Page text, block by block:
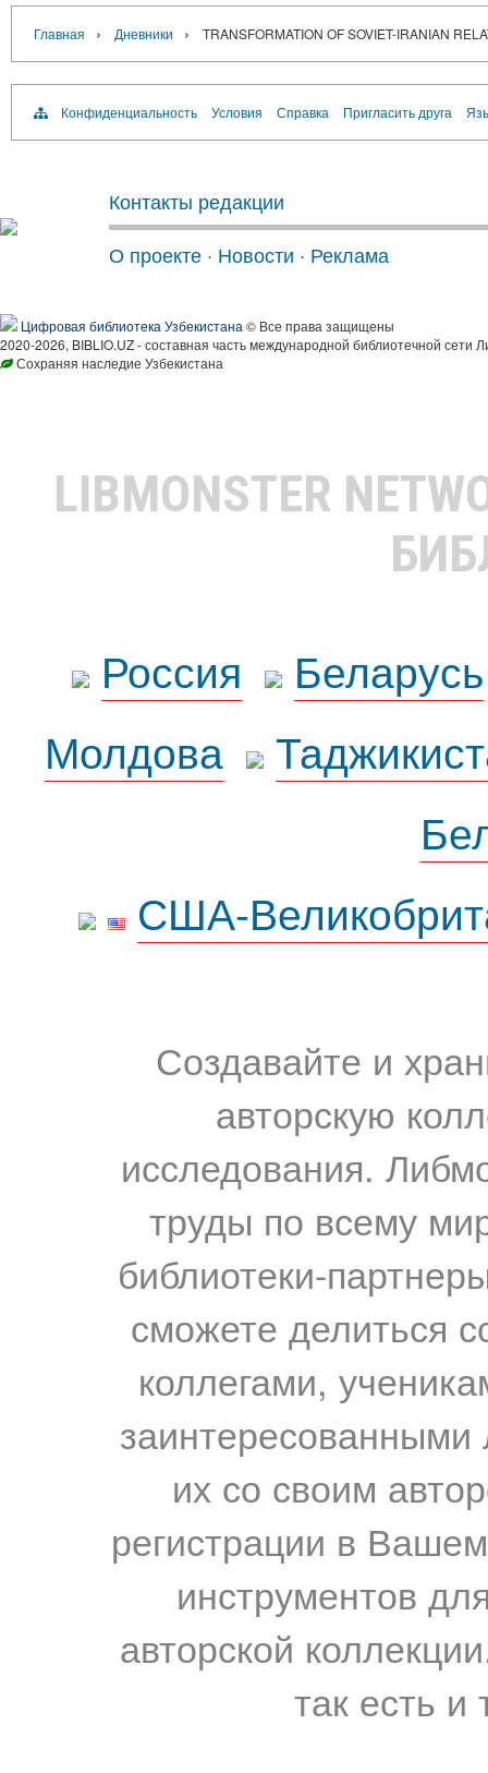
Главная › Дневники › TRANSFORMATION OF SOVIET-IRANIAN
Конфиденциальность Условия Справка Пригласить друга
Контакты редакции
О проекте · Новости · Реклама
Цифровая библиотека Узбекистана © Все права защищены
2020-2026, BIBLIO.UZ - составная часть международной библиотечной сети
Сохраняя наследие Узбекистана
LIBMONSTER
Россия
Беларусь
Молдова
США-
Создавайте и
авторскую
исследования.
труды по всему
библиотеки-
сможете делиться
коллегами,
их со своим
регистрации в
инструментов
авторской
так есть и